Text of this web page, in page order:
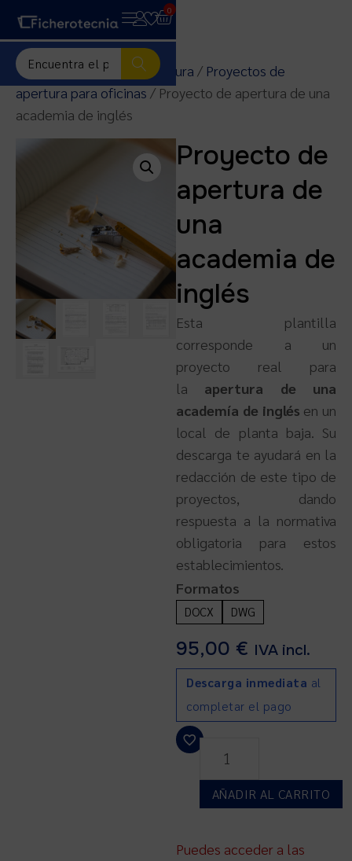
0
Inicio/Proyectos de apertura / Proyectos de
apertura para oficinas / Proyecto de apertura de una
academia de inglés
Proyecto de
apertura de
una
academia de
inglés
Esta plantilla
corresponde a un
proyecto real para
la apertura de una
academía de inglés en un
local de planta baja. Su
descarga te ayudará en la
redacción de este tipo de
proyectos, dando
respuesta a la normativa
obligatoria para estos
establecimientos.
Formatos
DOCX DWG
95,00 € IVA incl.
Descarga inmediata al
completar el pago
AÑADIR AL CARRITO
Puedes acceder a las